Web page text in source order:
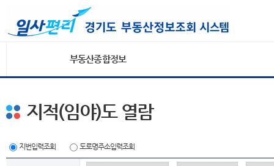
부동산종합정보
지적(임야)도 열람
지번입력조회 도로명주소입력조회